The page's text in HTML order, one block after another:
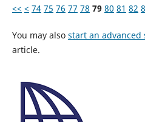
<< < 74 75 76 77 78 79 80 81 82
You may also start an advanced
article.